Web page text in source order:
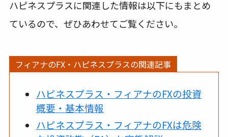
ハピネスプラスに関連した情報は以下にもまとめ
ているので、ぜひあわせてご覧ください。
フィアナのFX・ハピネスプラスの関連記事
ハピネスプラス・フィアナのFXの投資
概要・基本情報
ハピネスプラス・フィアナのFXは危険